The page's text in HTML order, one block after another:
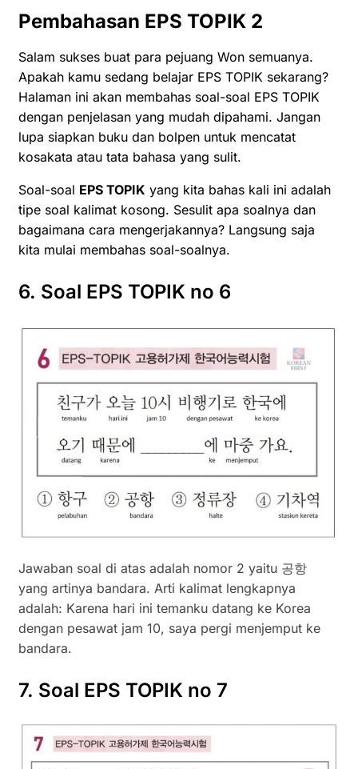
Pembahasan EPS TOPIK 2
Salam sukses buat para pejuang Won semuanya.
Apakah kamu sedang belajar EPS TOPIK sekarang?
Halaman ini akan membahas soal-soal EPS TOPIK
dengan penjelasan yang mudah dipahami. Jangan
lupa siapkan buku dan bolpen untuk mencatat
kosakata atau tata bahasa yang sulit.
Soal-soal EPS TOPIK yang kita bahas kali ini adalah
tipe soal kalimat kosong. Sesulit apa soalnya dan
bagaimana cara mengerjakannya? Langsung saja
kita mulai membahas soal-soalnya.
6. Soal EPS TOPIK no 6
Jawaban soal di atas adalah nomor 2 yaitu 공항
yang artinya bandara. Arti kalimat lengkapnya
adalah: Karena hari ini temanku datang ke Korea
dengan pesawat jam 10, saya pergi menjemput ke
bandara.
7. Soal EPS TOPIK no 7